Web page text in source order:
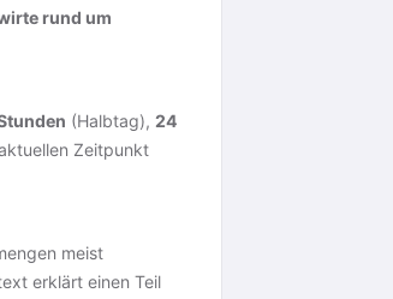
rund um
(Halbtag), 24
Zeitpunkt
meist
erklärt einen Teil